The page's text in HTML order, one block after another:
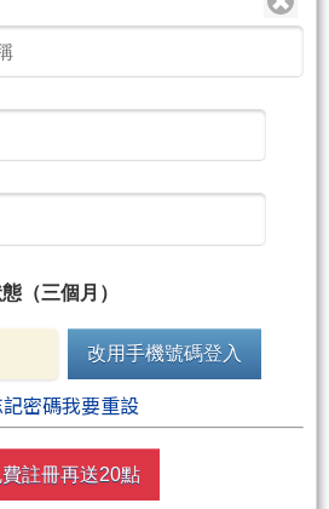
http://www.wearn.com/fans/?
(限量精裝書)
（三個月）
改用手機號碼登入
密碼我要重設
費註冊再送20點